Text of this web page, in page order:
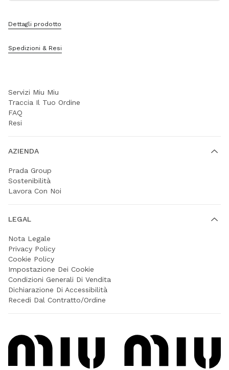
Dettagli prodotto
Spedizioni & Resi
Contatti
Sitemap
Servizi Miu Miu
Traccia Il Tuo Ordine
FAQ
Resi
AZIENDA
Prada Group
Sostenibilità
Lavora Con Noi
LEGAL
Nota Legale
Privacy Policy
Cookie Policy
Impostazione Dei Cookie
Condizioni Generali Di Vendita
Dichiarazione Di Accessibilità
Recedi Dal Contratto/Ordine